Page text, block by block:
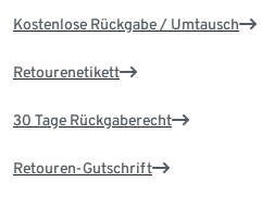
Kostenlose Rückgabe / Umtausch
Retourenetikett
30 Tage Rückgaberecht
Retouren-Gutschrift